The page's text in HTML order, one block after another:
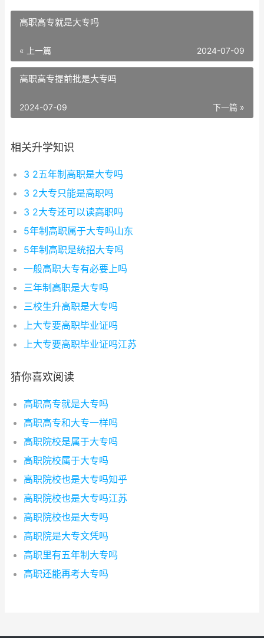
高职高专就是大专吗
« 上一篇 2024-07-09
高职高专提前批是大专吗
下一篇 »
2024-07-09
相关升学知识
3 2五年制高职是大专吗
3 2大专只能是高职吗
3 2大专还可以读高职吗
5年制高职属于大专吗山东
5年制高职是统招大专吗
一般高职大专有必要上吗
三年制高职是大专吗
三校生升高职是大专吗
上大专要高职毕业证吗
上大专要高职毕业证吗江苏
猜你喜欢阅读
高职高专就是大专吗
高职高专和大专一样吗
高职院校是属于大专吗
高职院校属于大专吗
高职院校也是大专吗知乎
高职院校也是大专吗江苏
高职院校也是大专吗
高职院是大专文凭吗
高职里有五年制大专吗
高职还能再考大专吗